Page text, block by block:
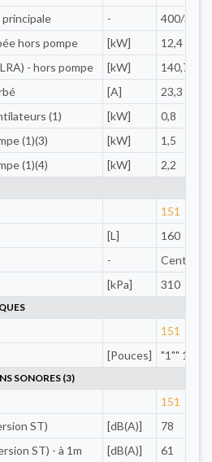
-
400/3/50
hors pompe
[kW]
12,4
- hors pompe
[kW]
140,7
[A]
23,3
(1)
[kW]
0,8
(1)(3)
[kW]
1,5
(1)(4)
[kW] 2,2
151
[L]
160
-
[kPa] 310
151
[Pouces] "1"" 1/4
SONORES (3)
151
ST)
[dB(A)]
78
ST) - à 1m
[dB(A)]
61